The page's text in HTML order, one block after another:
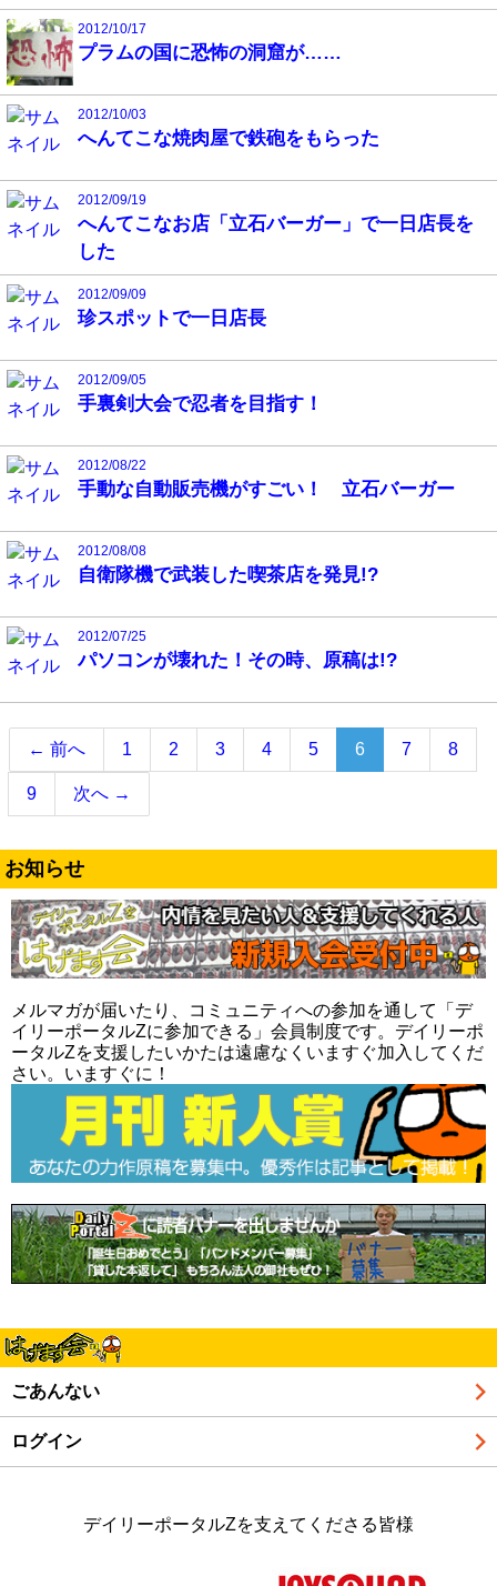
2012/10/17
プラムの国に恐怖の洞窟が……
2012/10/03
へんてこな焼肉屋で鉄砲をもらった
2012/09/19
へんてこなお店「立石バーガー」で一日店長を
した
2012/09/09
珍スポットで一日店長
2012/09/05
手裏剣大会で忍者を目指す！
2012/08/22
手動な自動販売機がすごい！ 立石バーガー
2012/08/08
自衛隊機で武装した喫茶店を発見!?
2012/07/25
パソコンが壊れた！その時、原稿は!?
← 前へ 1 2 3 4 5 6（こ
の
ジ）
7 8
9 次へ →
お知らせ
メルマガが届いたり、コミュニティへの参加を通して「デ
イリーポータルZに参加できる」会員制度です。デイリーポ
ータルZを支援したいかたは遠慮なくいますぐ加入してくだ
さい。いますぐに！
ごあんない
ログイン
デイリーポータルZを支えてくださる皆様